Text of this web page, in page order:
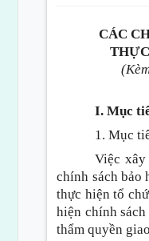
CÁC
I. Mục
1. Mục
Việc xây
chính sách bảo
thực hiện tổ
hiện chính
thẩm quyền